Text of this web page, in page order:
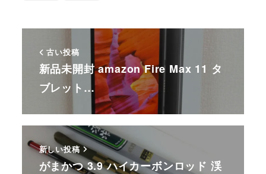
古い投稿
新品未開封 amazon Fire Max 11 タ
ブレット…
新しい投稿
がまかつ 3.9 ハイカーボンロッド 渓